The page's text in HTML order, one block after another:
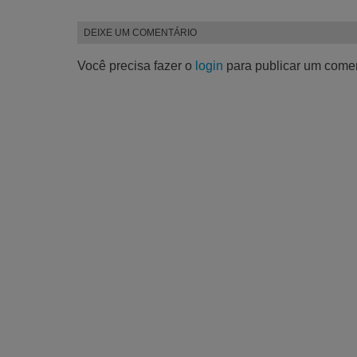
DEIXE UM COMENTÁRIO
Você precisa fazer o login para publicar um